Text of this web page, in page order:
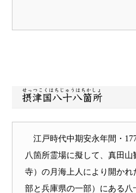
摂津国八十八箇所
せっつこくはちじゅうはちかしょ
江戸時代中期安永年間・
八箇所霊場に擬して、真田
寺）の月海上人により開か
部と兵庫県の一部）にある